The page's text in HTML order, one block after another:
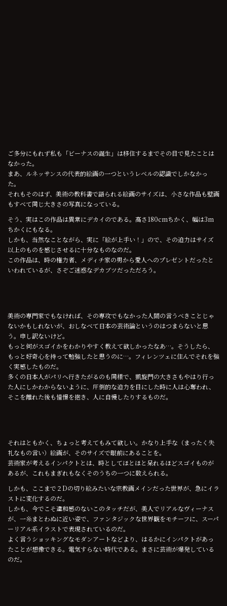
ご多分にもれず私も「ビーナスの誕生」は移住するまでその目で見たことは
なかった。
まあ、ルネッサンスの代表的絵画の一つというレベルの認識でしかなかっ
た。
それもそのはず、美術の教科書で語られる絵画のサイズは、小さな作品も壁画
もすべて同じ大きさの写真になっている。
そう、実はこの作品は異常にデカイのである。高さ180cmちかく、幅は3m
ちかくにもなる。
しかも、当然なことながら、実に「絵が上手い！」ので、その迫力はサイズ
以上のものを感じさせるに十分なものなのだ。
この作品は、時の権力者、メディチ家の男から愛人へのプレゼントだったと
いわれているが、さぞご迷惑なデカブツだっただろう。
美術の専門家でもなければ、その専攻でもなかった人間の言うべきことじゃ
ないかもしれないが、おしなべて日本の芸術論というのはつまらないと思
う。申し訳ないけど。
もっと何がスゴイかをわかりやすく教えて欲しかったなあ…。そうしたら、
もっと好奇心を持って勉強したと思うのに…。フィレンツェに住んでそれを強
く実感したものだ。
多くの日本人がパリへ行きたがるのも同様で、凱旋門の大きさもやはり行っ
た人にしかわからないように、圧倒的な迫力を目にした時に人は心奪われ、
そこを離れた後も憧憬を抱き、人に自慢したりするものだ。
それはともかく、ちょっと考えてもみて欲しい。かなり上手な（まったく失
礼なもの言い）絵画が、そのサイズで眼前にあることを。
芸術家が考えるインパクトとは、時としてほとほと呆れるほどスゴイものが
あるが、これもまぎれもなくそのうちの一つに数えられる。
しかも、ここまで２Dの切り絵みたいな宗教画メインだった世界が、急にイラ
ストに変化するのだ。
しかも、今でこそ違和感のないこのタッチだが、美人でリアルなヴィーナス
が、一糸まとわぬに近い姿で、ファンタジックな世界観をモチーフに、スーパ
ーリアル系イラストで表現されているのだ。
よく言うショッキングなモダンアートなどより、はるかにインパクトがあっ
たことが想像できる。電気すらない時代である。まさに芸術が爆発している
のだ。